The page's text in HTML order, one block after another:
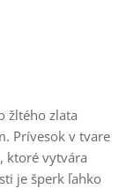
žltého zlata
Prívesok v tvare
ktoré vytvára
je šperk ľahko